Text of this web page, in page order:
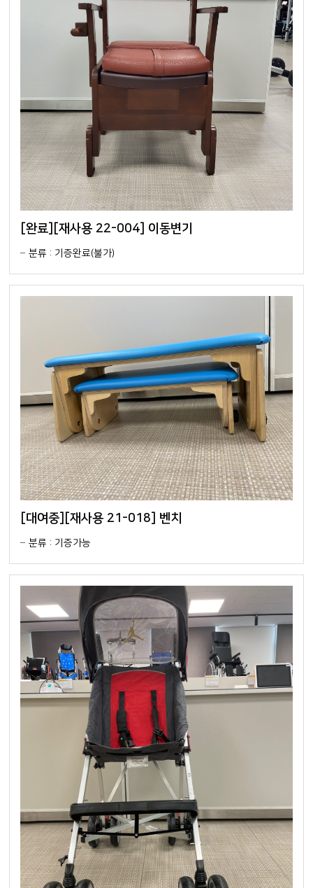
[완료][재사용 22-004] 이동변기
분류 : 기증완료(불가)
[대여중][재사용 21-018] 벤치
분류 : 기증가능